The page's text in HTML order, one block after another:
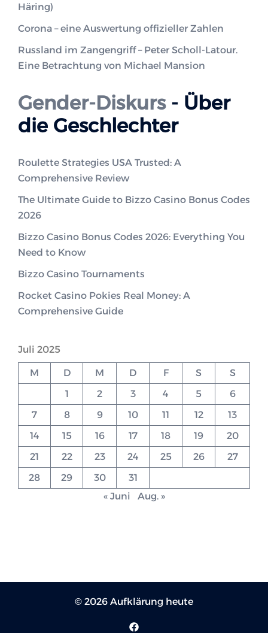
Häring)
Corona – eine Auswertung offizieller Zahlen
Russland im Zangengriff – Peter Scholl-Latour.
Eine Betrachtung von Michael Mansion
Gender-Diskurs- Über
die Geschlechter
Roulette Strategies USA Trusted: A
Comprehensive Review
The Ultimate Guide to Bizzo Casino Bonus Codes
2026
Bizzo Casino Bonus Codes 2026: Everything You
Need to Know
Bizzo Casino Tournaments
Rocket Casino Pokies Real Money: A
Comprehensive Guide
Juli 2025
M D M D F S
S
1
2 3 4 5
6
7
8 9 10 11 12
13
14
15 16 17 18 19
20
21
22 23 24 25 26
27
28
29 30
31
« Juni
Aug. »
© 2026 Aufklärung heute